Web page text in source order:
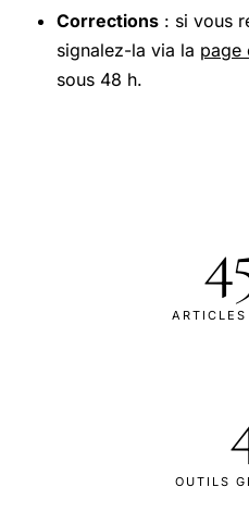
Corrections : si vous
signalez-la via la page
sous 48 h.
OUTILS